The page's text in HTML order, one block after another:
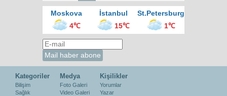
Moskova İstanbul
St.Petersburg
4℃
15℃ 1℃
Kategoriler
Bilişim
Sağlık
Medya
Foto Galeri
Video Galeri
Kişilikler
Yorumlar
Yazar